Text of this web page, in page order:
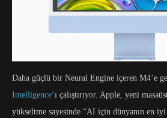
Daha güçlü bir Neural Engine içeren M4’e
Intelligence‘ı çalıştırıyor. Apple, yeni
yükseltme sayesinde “AI için dünyanın en